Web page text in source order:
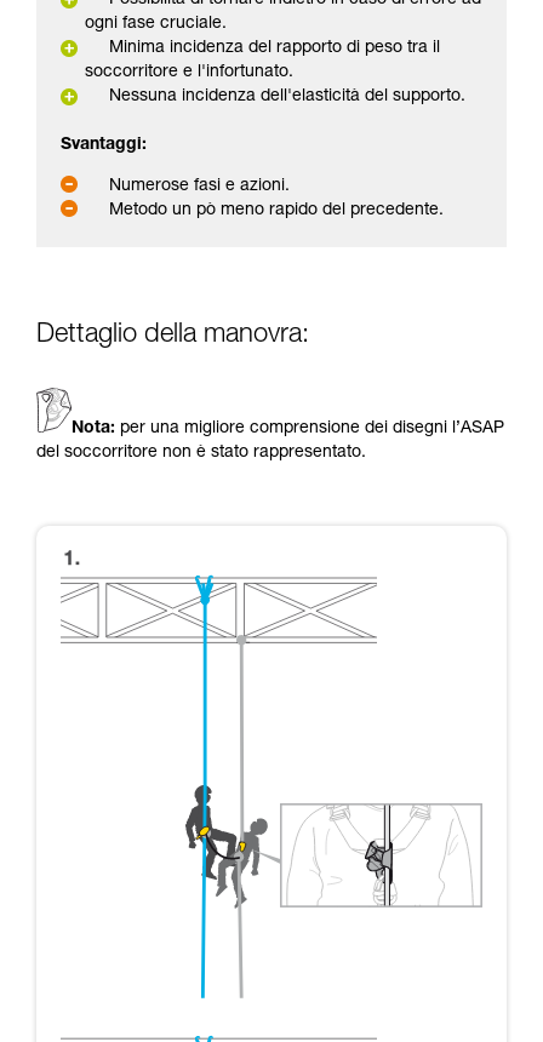
ogni fase cruciale.
Minima incidenza del rapporto di peso tra il
soccorritore e l'infortunato.
Nessuna incidenza dell'elasticità del supporto.
Svantaggi:
Numerose fasi e azioni.
Metodo un pò meno rapido del precedente.
Dettaglio della manovra:
Nota: per una migliore comprensione dei disegni l’ASAP
del soccorritore non è stato rappresentato.